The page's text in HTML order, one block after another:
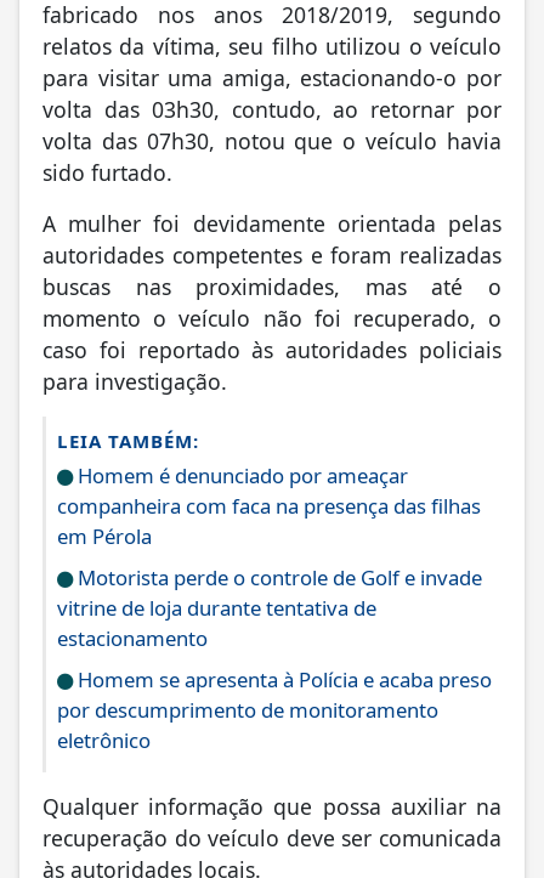
fabricado nos anos 2018/2019, segundo
relatos da vítima, seu filho utilizou o veículo
para visitar uma amiga, estacionando-o por
volta das 03h30, contudo, ao retornar por
volta das 07h30, notou que o veículo havia
sido furtado.
A mulher foi devidamente orientada pelas
autoridades competentes e foram realizadas
buscas nas proximidades, mas até o
momento o veículo não foi recuperado, o
caso foi reportado às autoridades policiais
para investigação.
LEIA TAMBÉM:
Homem é denunciado por ameaçar
companheira com faca na presença das filhas
em Pérola
Motorista perde o controle de Golf e invade
vitrine de loja durante tentativa de
estacionamento
Homem se apresenta à Polícia e acaba preso
por descumprimento de monitoramento
eletrônico
Qualquer informação que possa auxiliar na
recuperação do veículo deve ser comunicada
às autoridades locais.